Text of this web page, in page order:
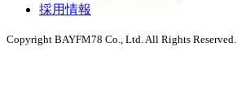
採用情報
Copyright BAYFM78 Co., Ltd. All Rights Reserved.